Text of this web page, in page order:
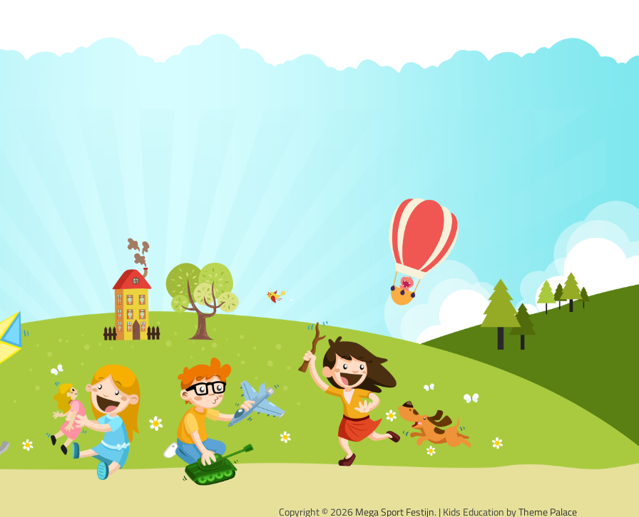
Copyright © 2026Mega Sport Festijn. | Kids Education byTheme Palace